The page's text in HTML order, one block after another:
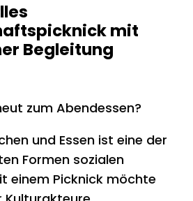
mit
Begleitung
zum Abendessen?
und Essen ist eine der
Formen sozialen
einem Picknick möchte